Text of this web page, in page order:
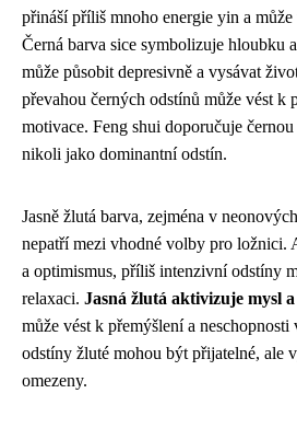
přináší příliš mnoho energie yin a
Černá barva sice symbolizuje hloubku
může působit depresivně a vysávat
převahou černých odstínů může vést k
motivace. Feng shui doporučuje
nikoli jako dominantní odstín.
Jasně žlutá barva, zejména v
nepatří mezi vhodné volby pro ložnici.
a optimismus, příliš intenzivní odstíny
relaxaci. Jasná žlutá aktivizuje mysl
může vést k přemýšlení a
odstíny žluté mohou být přijatelné, ale
omezeny.